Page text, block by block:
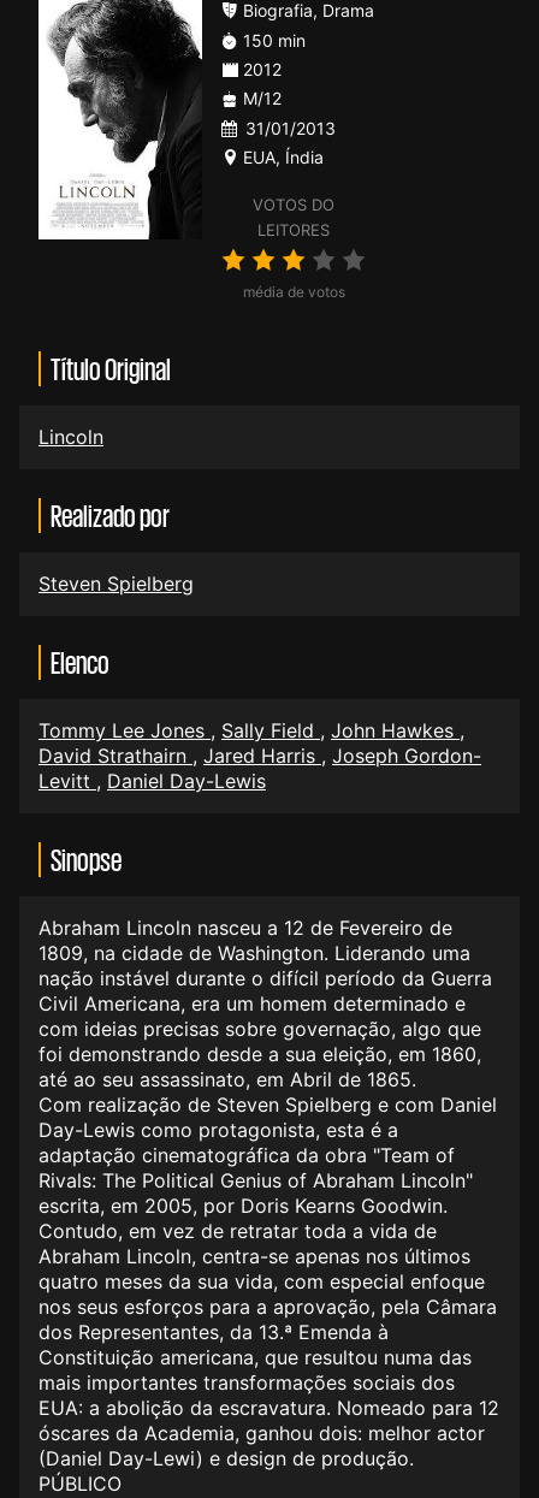
VOTOS DO
LEITORES
média de votos
Biografia, Drama
150 min
2012
M/12
31/01/2013
EUA, Índia
Título Original
Lincoln
Realizado por
Steven Spielberg
Elenco
Tommy Lee Jones , Sally Field , John Hawkes ,
David Strathairn , Jared Harris , Joseph Gordon-
Levitt , Daniel Day-Lewis
Sinopse
Abraham Lincoln nasceu a 12 de Fevereiro de
1809, na cidade de Washington. Liderando uma
nação instável durante o difícil período da Guerra
Civil Americana, era um homem determinado e
com ideias precisas sobre governação, algo que
foi demonstrando desde a sua eleição, em 1860,
até ao seu assassinato, em Abril de 1865.
Com realização de Steven Spielberg e com Daniel
Day-Lewis como protagonista, esta é a
adaptação cinematográfica da obra "Team of
Rivals: The Political Genius of Abraham Lincoln"
escrita, em 2005, por Doris Kearns Goodwin.
Contudo, em vez de retratar toda a vida de
Abraham Lincoln, centra-se apenas nos últimos
quatro meses da sua vida, com especial enfoque
nos seus esforços para a aprovação, pela Câmara
dos Representantes, da 13.ª Emenda à
Constituição americana, que resultou numa das
mais importantes transformações sociais dos
EUA: a abolição da escravatura. Nomeado para 12
óscares da Academia, ganhou dois: melhor actor
(Daniel Day-Lewi) e design de produção.
PÚBLICO